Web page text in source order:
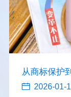
从商标保护
守与创新
2026-01-